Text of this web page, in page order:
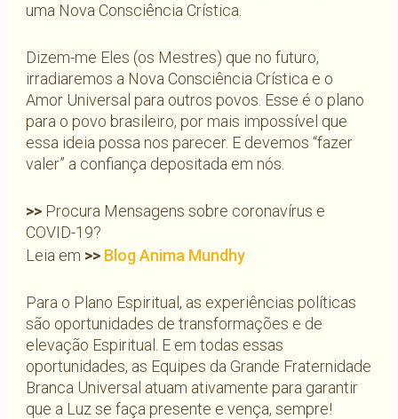
uma Nova Consciência Crística.
Dizem-me Eles (os Mestres) que no futuro,
irradiaremos a Nova Consciência Crística e o
Amor Universal para outros povos. Esse é o plano
para o povo brasileiro, por mais impossível que
essa ideia possa nos parecer. E devemos “fazer
valer” a confiança depositada em nós.
>>Procura Mensagens sobre coronavírus e
COVID-19?
Leia em >> Blog Anima Mundhy
Para o Plano Espiritual, as experiências políticas
são oportunidades de transformações e de
elevação Espiritual. E em todas essas
oportunidades, as Equipes da Grande Fraternidade
Branca Universal atuam ativamente para garantir
que a Luz se faça presente e vença, sempre!